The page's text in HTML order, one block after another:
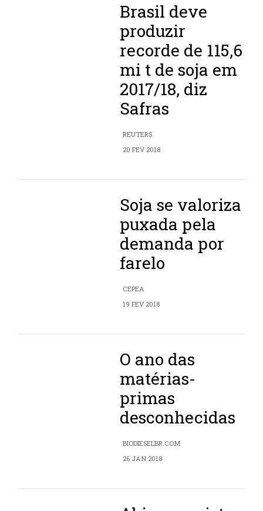
Brasil deve
produzir
recorde de 115,6
mi t de soja em
2017/18, diz
Safras
REUTERS
20 FEV 2018
Soja se valoriza
puxada pela
demanda por
farelo
CEPEA
19 FEV 2018
O ano das
matérias-
primas
desconhecidas
BIODIESELBR.COM
26 JAN 2018